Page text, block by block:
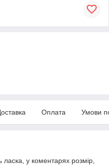
Оплата Умови
у коментарях розмір,